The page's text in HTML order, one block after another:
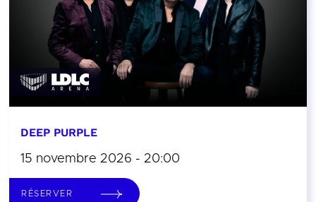
DEEP PURPLE
15 novembre 2026 - 20:00
RÉSERVER